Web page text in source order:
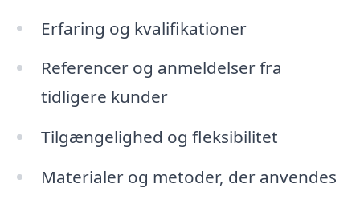
Erfaring og kvalifikationer
Referencer og anmeldelser fra
tidligere kunder
Tilgængelighed og fleksibilitet
Materialer og metoder, der anvendes